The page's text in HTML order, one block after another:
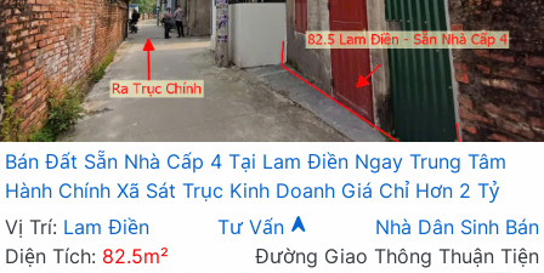
Bán Đất Sẵn Nhà Cấp 4 Tại Lam Điền Ngay Trung Tâm
Hành Chính Xã Sát Trục Kinh Doanh Giá Chỉ Hơn 2 Tỷ
Vị Trí: Lam Điền Tư Vấn
Nhà Dân Sinh Bán
Diện Tích: 82.5m²
Đường Giao Thông Thuận Tiện